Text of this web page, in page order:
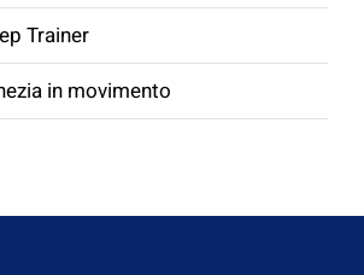
Trainer
in movimento